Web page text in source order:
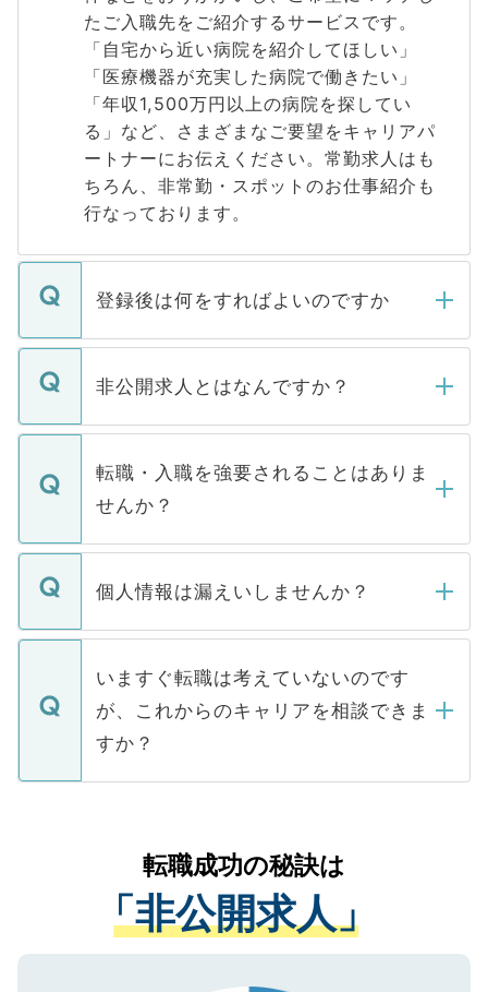
たご入職先をご紹介するサービスです。
「自宅から近い病院を紹介してほしい」
「医療機器が充実した病院で働きたい」
「年収1,500万円以上の病院を探してい
る」など、さまざまなご要望をキャリアパ
ートナーにお伝えください。常勤求人はも
ちろん、非常勤・スポットのお仕事紹介も
行なっております。
登録後は何をすればよいのですか
ご登録いただきましたら、弊社担当者がご
登録内容を確認し、その後メールもしくは
ます。通常、5営業日以内にはご連絡をせて
いただきますので、しばらくお待ちくださ
非公開求人とはなんですか？
マイナビDOCTORで取り扱っている求人の
うち約3割は、Webサイトからご覧いただ
けない「非公開求人」です。非公開求人は
下記の理由によって、一般には公開してい
ません。
■応募殺到を避けるため 人気のある医療機
関を公にしてしまうと、応募が殺到する場
に、医療機関が求める条件に合った人材の
みを人材紹介会社に依頼するケースが増え
ています。
転職・入職を強要されることはありま
せんか？
転職・入職を強要することは一切ありませ
ん。また、仮に応募先から内定をいただい
定を承諾する必要はありません。内定先へ
の辞退の連絡はキャリアパートナーが行い
個人情報は漏えいしませんか？
個人情報が漏えいすることはありませんの
で、ご安心ください。当サイトからの登録
などで収集したご登録者様の個人情報は、
ご本人のキャリアアップおよび転職活動の
支援を目的に使用いたします。お預かりし
ているすべての個人データはご本人の許可
は、個人情報の取り扱いについての厳密な
管理基準を満たした事業者のみに付与され
る、プライバシーマークを取得済みです。
いますぐ転職は考えていないのです
が、これからのキャリアを相談できま
すか？
かがいして、現在の医療機関の状況や紹介
経験をまじえながら、適切なアドバイスを
させていただきます。すぐにご転職をされ
ない方には、長期的なサポートが可能です
ので、まずはご登録ください。
転職成功の秘訣は
「非公開求人」